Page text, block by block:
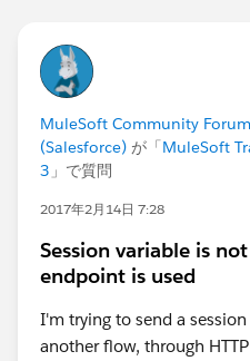
MuleSoft Community
(Salesforce) が「MuleSoft
3 」で質問
2017年2月14日 7:28
Session variable is
endpoint is used
I'm trying to send a
another flow, through